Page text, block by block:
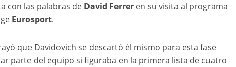
con las palabras de David Ferreren su visita al programa
Eurosport.
que Davidovich se descartó él mismo para esta fase
parte del equipo si figuraba en la primera lista de cuatro